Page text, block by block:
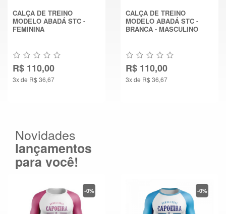
CALÇA DE TREINO
MODELO ABADÁ STC -
FEMININA
R$ 110,00
3x de R$ 36,67
CALÇA DE TREINO
MODELO ABADÁ STC -
BRANCA - MASCULINO
R$ 110,00
3x de R$ 36,67
Novidades
lançamentos
para você!
-0% -0%